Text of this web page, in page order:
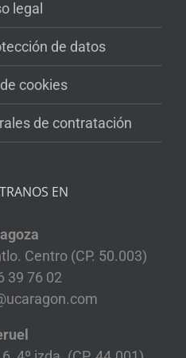
legal
de datos
cookies
de contratación
EN
Centro (CP. 50.003)
39 76 02